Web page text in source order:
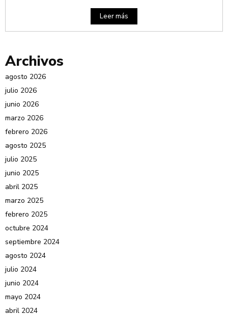
Leer más
Archivos
agosto 2026
julio 2026
junio 2026
marzo 2026
febrero 2026
agosto 2025
julio 2025
junio 2025
abril 2025
marzo 2025
febrero 2025
octubre 2024
septiembre 2024
agosto 2024
julio 2024
junio 2024
mayo 2024
abril 2024